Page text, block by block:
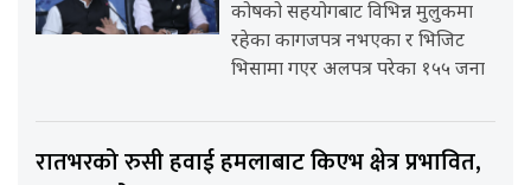
कोषको सहयोगबाट विभिन्न मुलुकमा
रहेका कागजपत्र नभएका र भिजिट
भिसामा गएर अलपत्र परेका १५५ जना
रातभरको रुसी हवाई हमलाबाट किएभ क्षेत्र प्रभावित,